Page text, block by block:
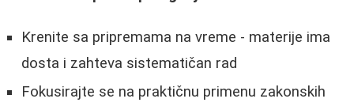
Krenite sa pripremama na vreme - materije ima
dosta i zahteva sistematičan rad
Fokusirajte se na praktičnu primenu zakonskih